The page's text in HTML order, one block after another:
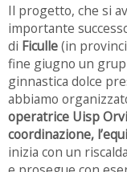
Il progetto, che si
importante
di Ficulle(in
fine giugno un
ginnastica dolce
abbiamo
operatrice Uisp
coordinazione,
inizia con un